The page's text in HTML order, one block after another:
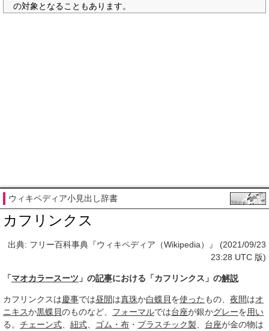
の対象となることもあります。
ウィキペディア小見出し辞書
カフリンクス
出典: フリー百科事典『ウィキペディア（Wikipedia）』 (2021/09/23
23:28 UTC 版)
「マオカラースーツ 」の記事における「カフリンクス」の解説
カフリンクスは慶事では昼閒は真珠か白蝶貝を使った もの、 夜間はオ
ニキスか黒蝶貝のものなど、 フォーマルでは台座が銀かグレーを用い
る。 チェーン式 紐式 ゴム・布 ・ プラスチック製 台座が金の物は